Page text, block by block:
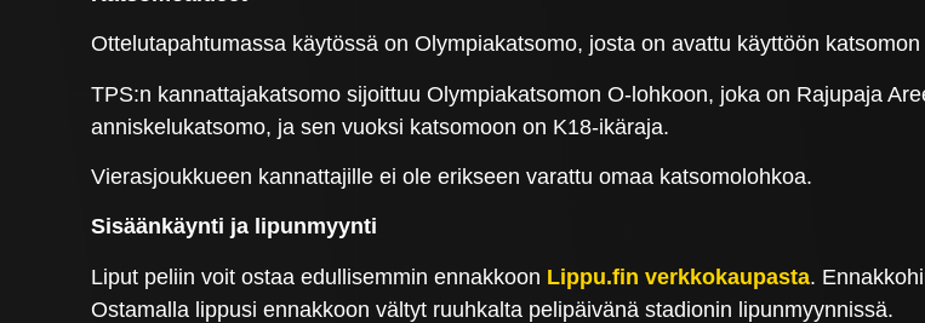
Ottelutapahtumassa käytössä on Olympiakatsomo, josta on avattu käyttöön
TPS:n kannattajakatsomo sijoittuu Olympiakatsomon O-lohkoon, joka on Rajupaja
anniskelukatsomo, ja sen vuoksi katsomoon on K18-ikäraja.
Vierasjoukkueen kannattajille ei ole erikseen varattu omaa katsomolohkoa.
Sisäänkäynti ja lipunmyynti
Liput peliin voit ostaa edullisemmin ennakkoon Lippu.fin verkkokaupasta.
Ostamalla lippusi ennakkoon vältyt ruuhkalta pelipäivänä stadionin lipunmyynnissä.